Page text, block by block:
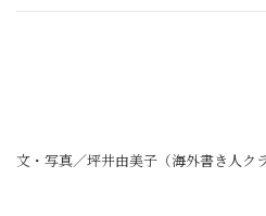
文・写真／坪井由美子（海外書き人ク